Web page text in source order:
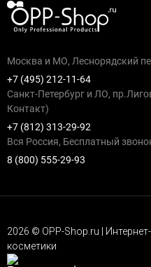
Москва и МО, Леснорядский
+7 (495) 212-11-64
Санкт-Петербург и ЛО,
Контакт)
+7 (812) 313-29-92
Вся Россия, Бесплатный
8 (800) 555-29-93
2026 © OPP-Shop.ru |
косметики